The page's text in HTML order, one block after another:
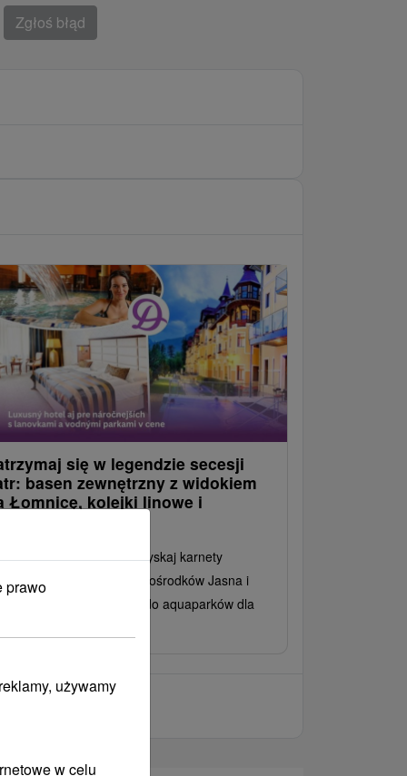
Zgłoś błąd
się w legendzie secesji
basen zewnętrzny z widokiem
Łomnicę, kolejki linowe i
się swoim pobytem i zyskaj karnety
kolejki linowe do ośrodków Jasna i
Tatry oraz wejścia do aquaparków dla
prawo
używamy
w celu